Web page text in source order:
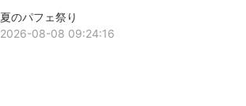
夏のパフェ祭り
2026-08-08 09:24:16